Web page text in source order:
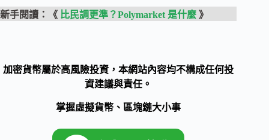
新手閱讀：《 比民調更準？Polymarket 是什麼 》
加密貨幣屬於高風險投資，本網站內容均不構成任何投
資建議與責任。
掌握虛擬貨幣、區塊鏈大小事